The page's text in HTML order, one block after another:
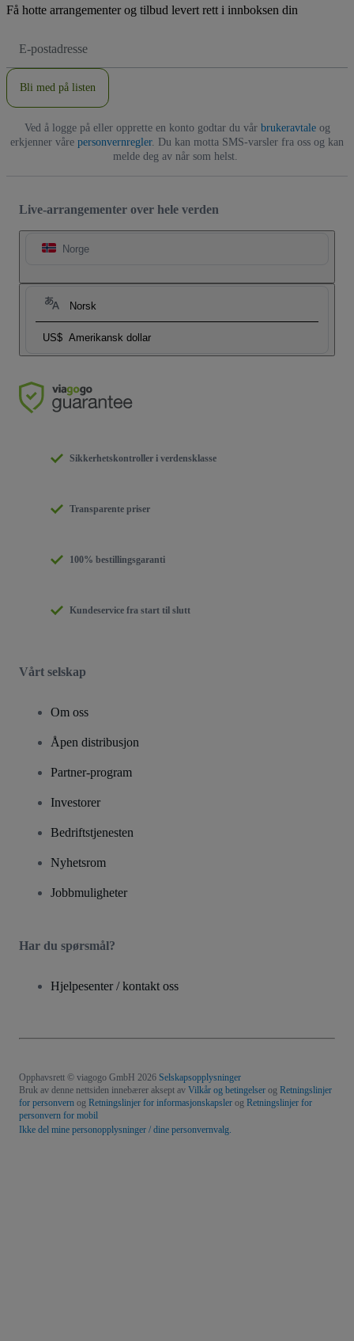
Få hotte arrangementer og tilbud levert rett i innboksen din
postadresse
Bli med på listen
Ved å logge på eller opprette en konto godtar du vår brukeravtaleog
erkjenner våre personvernregler. Du kan motta SMS-varsler fra oss og kan
melde deg av når som helst.
Live-arrangementer over hele verden
Norge
Norsk
US$ Amerikansk dollar
Sikkerhetskontroller i verdensklasse
Transparente priser
100% bestillingsgaranti
Kundeservice fra start til slutt
Vårt selskap
Om oss
Åpen distribusjon
Partner-program
Investorer
Bedriftstjenesten
Nyhetsrom
Jobbmuligheter
Har du spørsmål?
Hjelpesenter / kontakt oss
Opphavsrett © viagogo GmbH 2026 Selskapsopplysninger
Bruk av denne nettsiden innebærer aksept av Vilkår og betingelser og Retningslinjer
for personvern og Retningslinjer for informasjonskapsler og Retningslinjer for
personvern for mobil
Ikke del mine personopplysninger / dine personvernvalg.